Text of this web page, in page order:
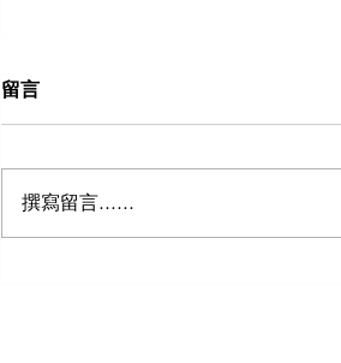
留言
撰寫留言......